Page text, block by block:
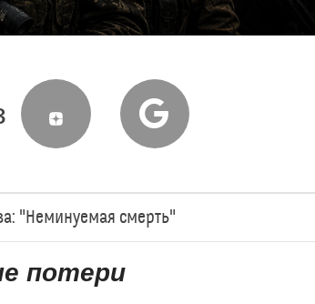
"Неминуемая смерть"
потери